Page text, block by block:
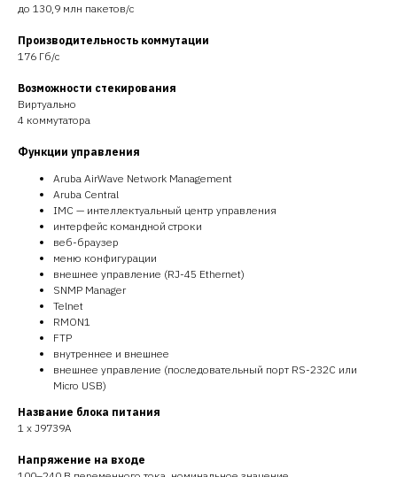
до 130,9 млн пакетов/с
Производительность коммутации
176 Гб/с
Возможности стекирования
Виртуально
4 коммутатора
Функции управления
Aruba AirWave Network Management
Aruba Central
IMC — интеллектуальный центр управления
интерфейс командной строки
веб-браузер
меню конфигурации
внешнее управление (RJ-45 Ethernet)
SNMP Manager
Telnet
RMON1
FTP
внутреннее и внешнее
внешнее управление (последовательный порт RS-232C или
Micro USB)
Название блока питания
1 x J9739A
Напряжение на входе